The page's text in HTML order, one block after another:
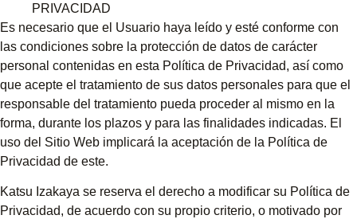
PRIVACIDAD
Es necesario que el Usuario haya leído y esté conforme con
las condiciones sobre la protección de datos de carácter
personal contenidas en esta Política de Privacidad, así como
que acepte el tratamiento de sus datos personales para que el
responsable del tratamiento pueda proceder al mismo en la
forma, durante los plazos y para las finalidades indicadas. El
uso del Sitio Web implicará la aceptación de la Política de
Privacidad de este.
Katsu Izakaya se reserva el derecho a modificar su Política de
Privacidad, de acuerdo con su propio criterio, o motivado por